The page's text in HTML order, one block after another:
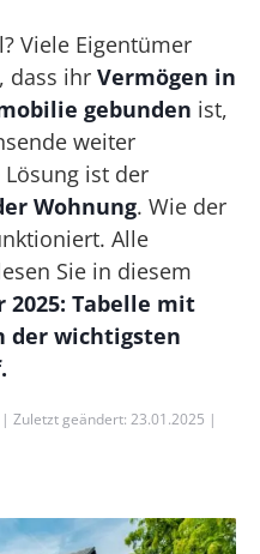
Viele Eigentümer
dass ihr Vermögen in
gebunden ist,
weiter
ist der
Wohnung. Wie der
Alle
Sie in diesem
2025: Tabelle mit
der wichtigsten
| Zuletzt geändert: 23.01.2025 |